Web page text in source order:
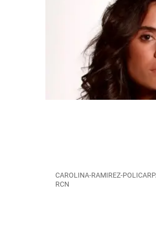
CAROLINA-RAMIREZ-
RCN